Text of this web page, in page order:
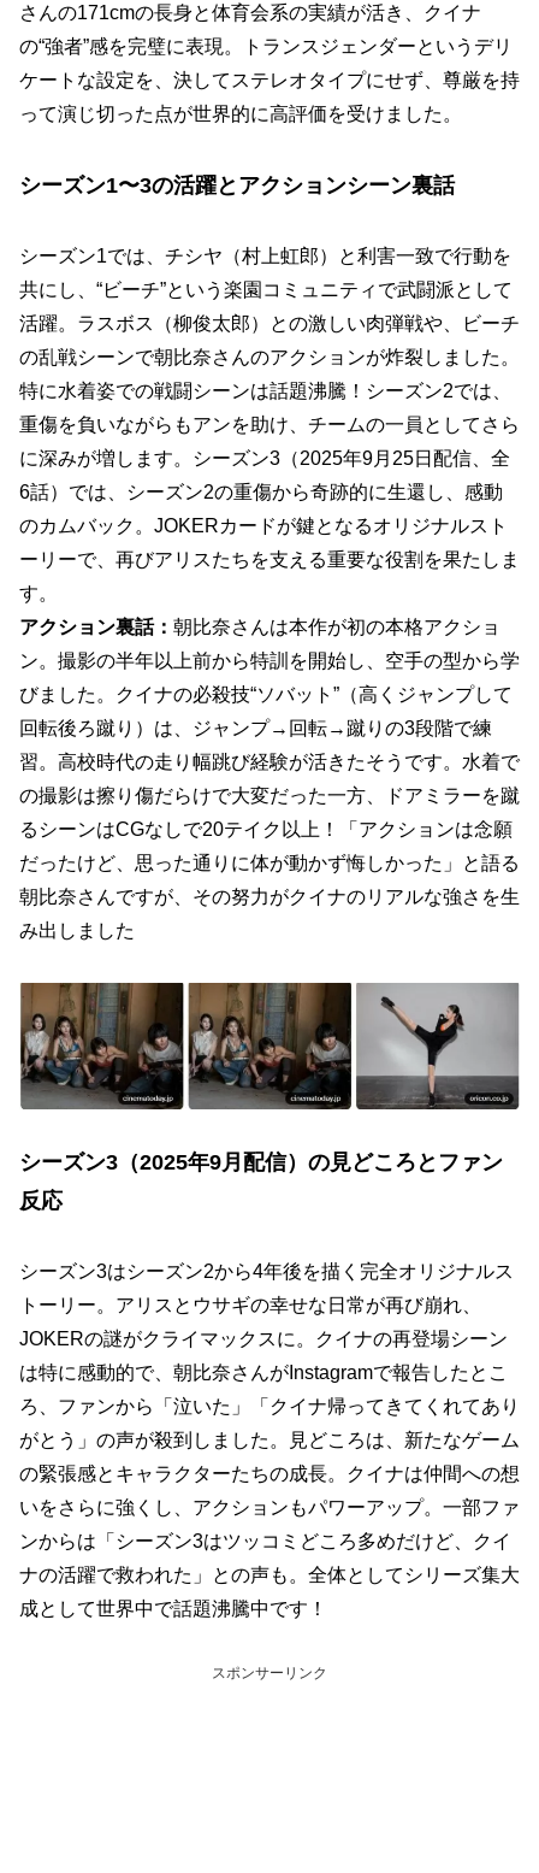
さんの171cmの長身と体育会系の実績が活き、クイナ
の“強者”感を完璧に表現。トランスジェンダーというデリ
ケートな設定を、決してステレオタイプにせず、尊厳を持
って演じ切った点が世界的に高評価を受けました。
シーズン1〜3の活躍とアクションシーン裏話
シーズン1では、チシヤ（村上虹郎）と利害一致で行動を
共にし、“ビーチ”という楽園コミュニティで武闘派として
活躍。ラスボス（柳俊太郎）との激しい肉弾戦や、ビーチ
の乱戦シーンで朝比奈さんのアクションが炸裂しました。
特に水着姿での戦闘シーンは話題沸騰！シーズン2では、
重傷を負いながらもアンを助け、チームの一員としてさら
に深みが増します。シーズン3（2025年9月25日配信、全
6話）では、シーズン2の重傷から奇跡的に生還し、感動
のカムバック。JOKERカードが鍵となるオリジナルスト
ーリーで、再びアリスたちを支える重要な役割を果たしま
す。
アクション裏話： 朝比奈さんは本作が初の本格アクショ
ン。撮影の半年以上前から特訓を開始し、空手の型から学
びました。クイナの必殺技“ソバット”（高くジャンプして
回転後ろ蹴り）は、ジャンプ→回転→蹴りの3段階で練
習。高校時代の走り幅跳び経験が活きたそうです。水着で
の撮影は擦り傷だらけで大変だった一方、ドアミラーを蹴
るシーンはCGなしで20テイク以上！「アクションは念願
だったけど、思った通りに体が動かず悔しかった」と語る
朝比奈さんですが、その努力がクイナのリアルな強さを生
み出しました
シーズン3（2025年9月配信）の見どころとファン
反応
シーズン3はシーズン2から4年後を描く完全オリジナルス
トーリー。アリスとウサギの幸せな日常が再び崩れ、
JOKERの謎がクライマックスに。クイナの再登場シーン
は特に感動的で、朝比奈さんがInstagramで報告したとこ
ろ、ファンから「泣いた」「クイナ帰ってきてくれてあり
がとう」の声が殺到しました。見どころは、新たなゲーム
の緊張感とキャラクターたちの成長。クイナは仲間への想
いをさらに強くし、アクションもパワーアップ。一部ファ
ンからは「シーズン3はツッコミどころ多めだけど、クイ
ナの活躍で救われた」との声も。全体としてシリーズ集大
成として世界中で話題沸騰中です！
スポンサーリンク